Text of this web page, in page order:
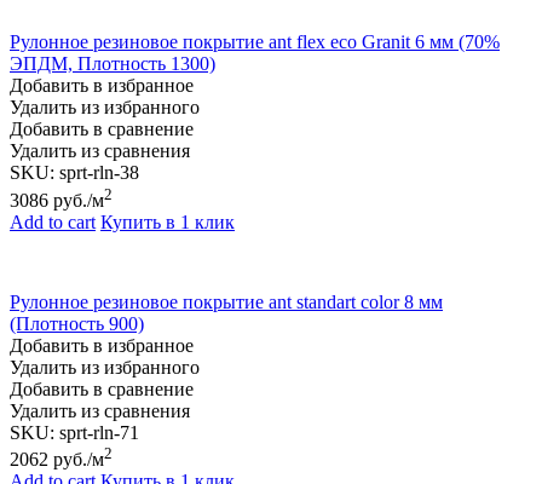
Рулонное резиновое покрытие ant flex eco Granit 6 мм (70%
ЭПДМ, Плотность 1300)
Добавить в избранное
Удалить из избранного
Добавить в сравнение
Удалить из сравнения
SKU: sprt-rln-38
3086 руб./м2
Add to cart Купить в 1 клик
Рулонное резиновое покрытие ant standart color 8 мм
(Плотность 900)
Добавить в избранное
Удалить из избранного
Добавить в сравнение
Удалить из сравнения
SKU: sprt-rln-71
2062 руб./м2